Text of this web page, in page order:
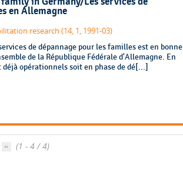
en Allemagne
research (14, 1, 1991-03)
de dépannage pour les familles est en bonne
de la République Fédérale d'Allemagne. En
opérationnels soit en phase de dé[...]
(1 - 4 / 4)